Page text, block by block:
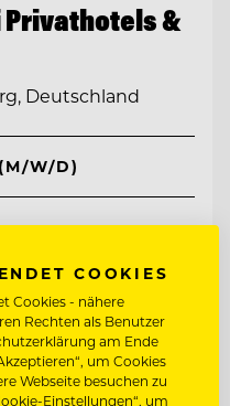
Privathotels &
Deutschland
W/D)
COOKIES
Cookies - nähere
Rechten als Benutzer
am Ende
um Cookies
Webseite besuchen zu
Einstellungen“, um